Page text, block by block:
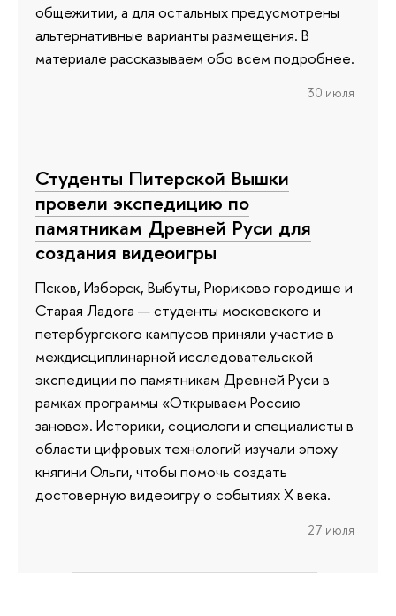
общежитии, а для остальных предусмотрены
альтернативные варианты размещения. В
материале рассказываем обо всем подробнее.
30 июля
Студенты Питерской Вышки
провели экспедицию по
памятникам Древней Руси для
создания видеоигры
Псков, Изборск, Выбуты, Рюриково городище и
Старая Ладога — студенты московского и
петербургского кампусов приняли участие в
междисциплинарной исследовательской
экспедиции по памятникам Древней Руси в
рамках программы «Открываем Россию
заново». Историки, социологи и специалисты в
области цифровых технологий изучали эпоху
княгини Ольги, чтобы помочь создать
достоверную видеоигру о событиях X века.
27 июля